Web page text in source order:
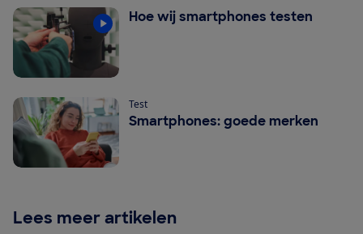
Hoe wij smartphones testen
Smartphones: goede merken
Test
Lees meer artikelen